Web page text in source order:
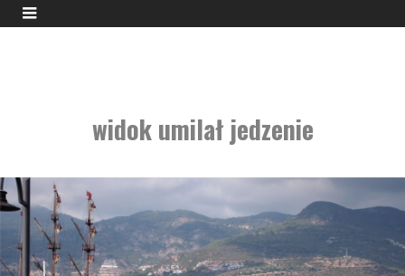
widok umilał jedzenie